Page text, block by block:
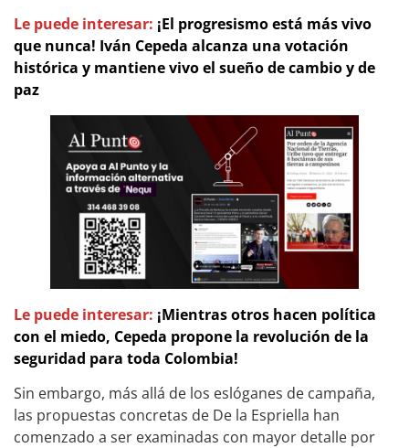
Le puede interesar: ¡El progresismo está más vivo
que nunca! Iván Cepeda alcanza una votación
histórica y mantiene vivo el sueño de cambio y de
paz
Le puede interesar: ¡Mientras otros hacen política
con el miedo, Cepeda propone la revolución de la
seguridad para toda Colombia!
Sin embargo, más allá de los eslóganes de campaña,
las propuestas concretas de De la Espriella han
comenzado a ser examinadas con mayor detalle por